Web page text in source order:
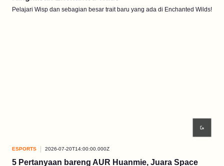
Pelajari Wisp dan sebagian besar trait baru yang ada di Enchanted Wilds!
ESPORTS 2026-07-20T14:00:00.000Z
5 Pertanyaan bareng AUR Huanmie, Juara Space